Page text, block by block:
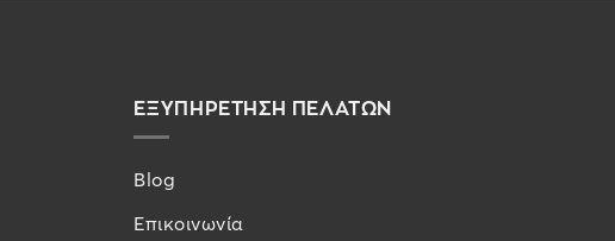
ΕΞΥΠΗΡΕΤΗΣΗ ΠΕΛΑΤΩΝ
Blog
Επικοινωνία